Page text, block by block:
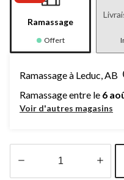
Ramassage
Offert
Ramassage à Leduc, AB
Ramassage entre le 6
Voir d'autres magasins